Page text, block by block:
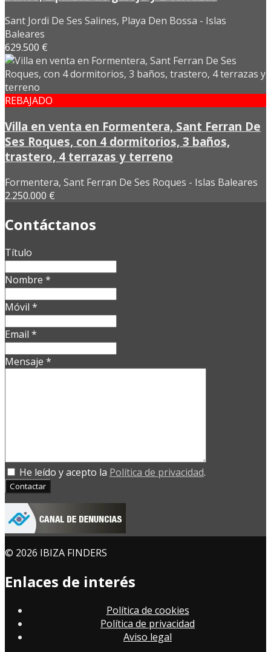
Sant Jordi De Ses Salines, Playa Den Bossa - Islas
Baleares
629.500 €
REBAJADO
Villa en venta en Formentera, Sant Ferran De
Ses Roques, con 4 dormitorios, 3 baños,
trastero, 4 terrazas y terreno
Formentera, Sant Ferran De Ses Roques - Islas Baleares
2.250.000 €
Contáctanos
Título
Nombre *
Móvil *
Email *
Mensaje *
He leído y acepto la Política de privacidad.
Contactar
© 2026 IBIZA FINDERS
Enlaces de interés
Política de cookies
Política de privacidad
Aviso legal